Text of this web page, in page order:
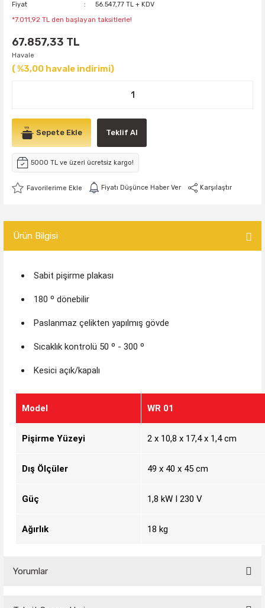
Fiyat 56.547,77 TL + KDV
*7.011,92 TL den başlayan taksitlerle!
67.857,33 TL
Havale
( %3,00 havale indirimi)
Sepete Ekle Teklif Al
5000 TL ve üzeri ücretsiz kargo!
Fiyatı Düşünce Haber Ver Karşılaştır
Ürün Bilgisi
Sabit pişirme plakası
180 º dönebilir
Paslanmaz çelikten yapılmış gövde
Sıcaklık kontrolü 50 º - 300 º
Kesici açık/kapalı
Model WR 01
Pişirme Yüzeyi 2 x 10,8 x 17,4 x 1,4 cm
Dış Ölçüler 49 x 40 x 45 cm
Güç 1,8 kW I 230 V
Ağırlık 18 kg
Yorumlar